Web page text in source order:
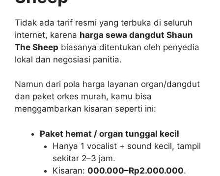
Tidak ada tarif resmi yang terbuka di seluruh
internet, karena harga sewa dangdut Shaun
The Sheep biasanya ditentukan oleh penyedia
lokal dan negosiasi panitia.
Namun dari pola harga layanan organ/dangdut
dan paket orkes murah, kamu bisa
menggambarkan kisaran seperti ini:
Paket hemat / organ tunggal kecil
Hanya 1 vocalist + sound kecil, tampil
sekitar 2–3 jam.
Kisaran: 000.000–Rp2.000.000.